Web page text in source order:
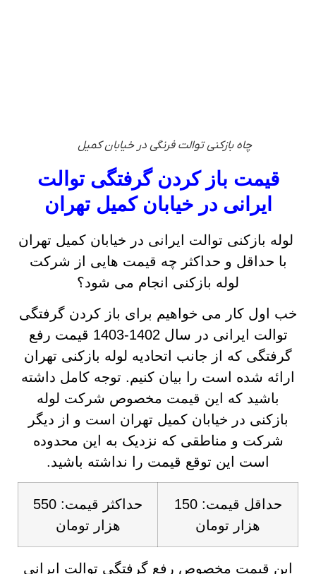
چاه بازکنی توالت فرنگی در خیابان کمیل
قیمت باز کردن گرفتگی توالت
ایرانی در خیابان کمیل تهران
لوله بازکنی توالت ایرانی در خیابان کمیل تهران
با حداقل و حداکثر چه قیمت هایی از شرکت
لوله بازکنی انجام می شود؟
خب اول کار می خواهیم برای باز کردن گرفتگی
توالت ایرانی در سال 1402-1403 قیمت رفع
گرفتگی که از جانب اتحادیه لوله بازکنی تهران
ارائه شده است را بیان کنیم. توجه کامل داشته
باشید که این قیمت مخصوص شرکت لوله
بازکنی در خیابان کمیل تهران است و از دیگر
شرکت و مناطقی که نزدیک به این محدوده
است این توقع قیمت را نداشته باشید.
حداقل قیمت: 150
هزار تومان
حداکثر قیمت: 550
هزار تومان
این قیمت مخصوص رفع گرفتگی توالت ایرانی